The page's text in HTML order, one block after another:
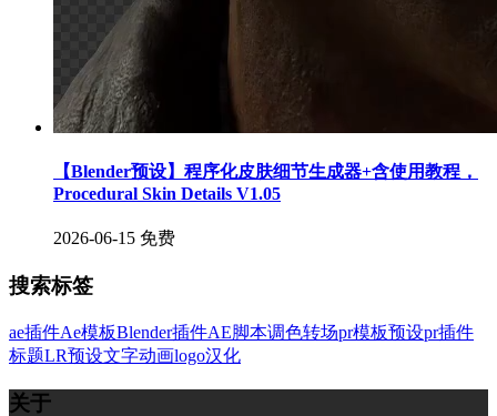
【Blender预设】程序化皮肤细节生成器+含使用教程，
Procedural Skin Details V1.05
2026-06-15 免费
搜索标签
ae插件Ae模板Blender插件AE脚本调色转场pr模板预设pr插件
标题LR预设文字动画logo汉化
关于